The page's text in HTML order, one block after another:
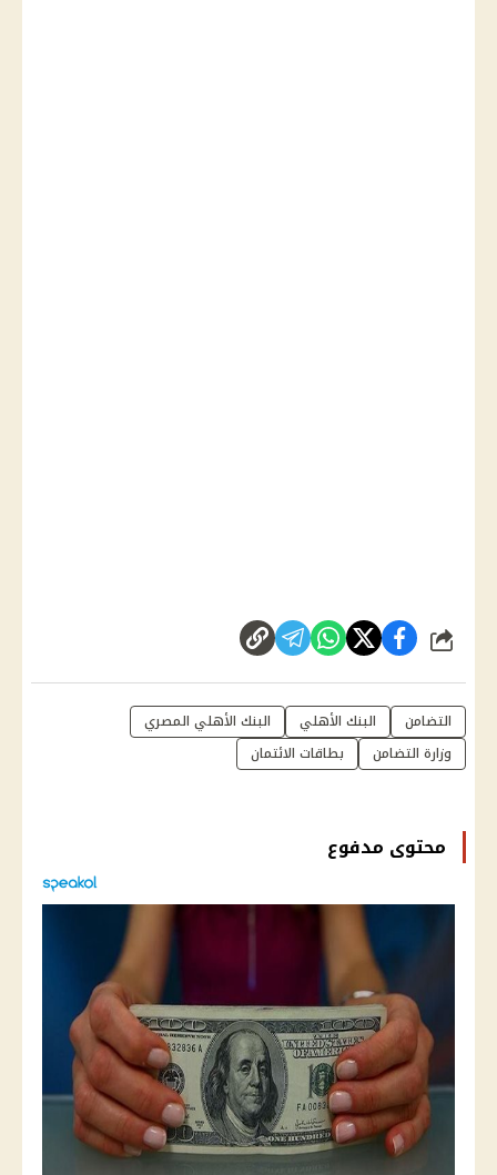
شارك
التضامن البنك الأهلي
البنك الأهلي المصري
وزارة التضامن
بطاقات الائتمان
محتوى مدفوع